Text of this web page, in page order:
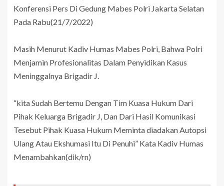
Konferensi Pers Di Gedung Mabes Polri Jakarta Selatan
Pada Rabu(21/7/2022)
Masih Menurut Kadiv Humas Mabes Polri, Bahwa Polri
Menjamin Profesionalitas Dalam Penyidikan Kasus
Meninggalnya Brigadir J.
“kita Sudah Bertemu Dengan Tim Kuasa Hukum Dari
Pihak Keluarga Brigadir J, Dan Dari Hasil Komunikasi
Tesebut Pihak Kuasa Hukum Meminta diadakan Autopsi
Ulang Atau Ekshumasi Itu Di Penuhi” Kata Kadiv Humas
Menambahkan(dik/rn)